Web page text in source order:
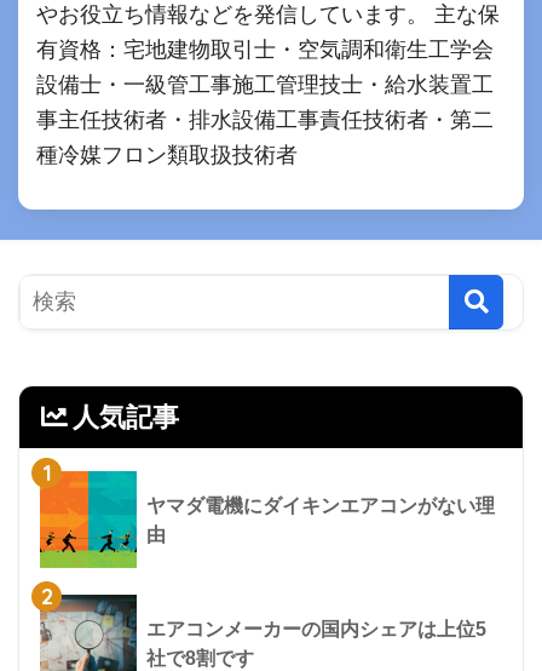
やお役立ち情報などを発信しています。 主な保
有資格：宅地建物取引士・空気調和衛生工学会
設備士・一級管工事施工管理技士・給水装置工
事主任技術者・排水設備工事責任技術者・第二
種冷媒フロン類取扱技術者
人気記事
1
ヤマダ電機にダイキンエアコンがない理
由
2
エアコンメーカーの国内シェアは上位5
社で8割です